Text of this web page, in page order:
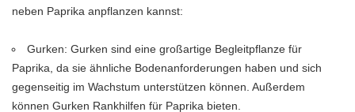
neben Paprika anpflanzen kannst:
Gurken: Gurken sind eine großartige Begleitpflanze für
Paprika, da sie ähnliche Bodenanforderungen haben und sich
gegenseitig im Wachstum unterstützen können. Außerdem
können Gurken Rankhilfen für Paprika bieten.